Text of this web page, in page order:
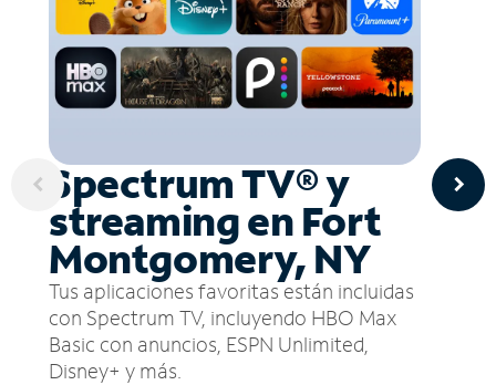
Spectrum TV® y
streaming en Fort
Montgomery, NY
Tus aplicaciones favoritas están incluidas
con Spectrum TV, incluyendo HBO Max
Basic con anuncios, ESPN Unlimited,
Disney+ y más.